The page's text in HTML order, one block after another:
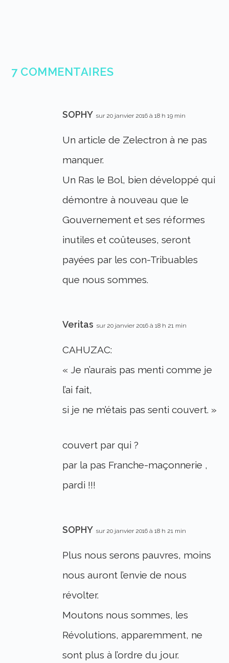
7 COMMENTAIRES
SOPHY sur 20 janvier 2016 à 18 h 19 min
Un article de Zelectron à ne pas
manquer.
Un Ras le Bol, bien développé qui
démontre à nouveau que le
Gouvernement et ses réformes
inutiles et coûteuses, seront
payées par les con-Tribuables
que nous sommes.
Veritas sur 20 janvier 2016 à 18 h 21 min
CAHUZAC:
« Je n’aurais pas menti comme je
l’ai fait,
si je ne m’étais pas senti couvert. »
couvert par qui ?
par la pas Franche-maçonnerie ,
pardi !!!
SOPHY sur 20 janvier 2016 à 18 h 21 min
Plus nous serons pauvres, moins
nous auront l’envie de nous
révolter.
Moutons nous sommes, les
Révolutions, apparemment, ne
sont plus à l’ordre du jour.